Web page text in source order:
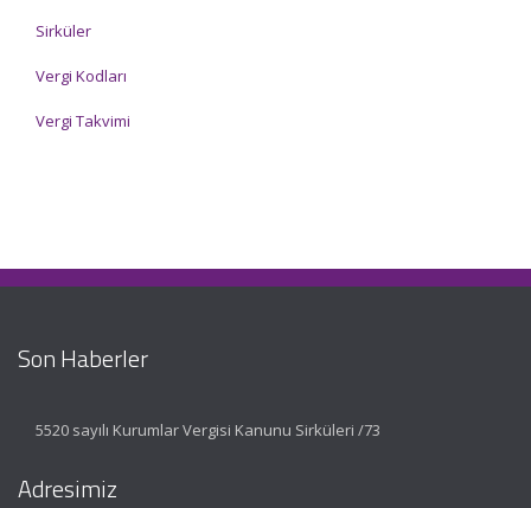
Sirküler
Vergi Kodları
Vergi Takvimi
Son Haberler
5520 sayılı Kurumlar Vergisi Kanunu Sirküleri /73
Adresimiz